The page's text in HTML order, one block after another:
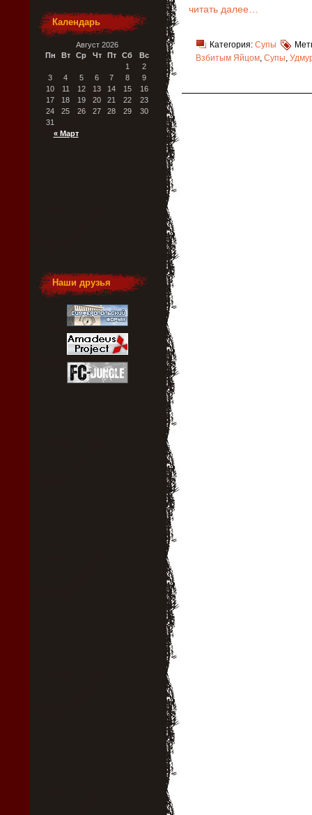
читать далее…
Категория: Супы
Взбитым Яйцом, Супы,
Календарь
Август 2026
Пн
Вт Ср Чт Пт Сб Вс
« Март
1
2
3
4 5 6 7 8
9
10
11 12 13 14 15
16
17
18 19 20 21 22
23
24
25 26 27 28 29
30
31
Наши друзья